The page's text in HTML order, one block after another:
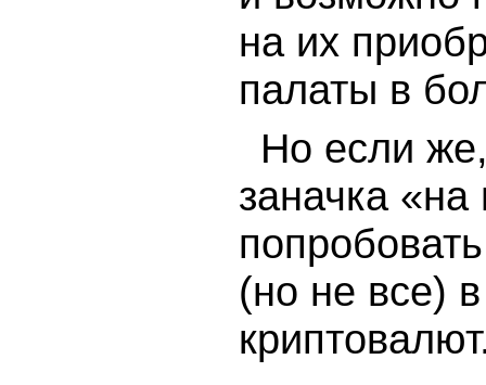
на их
палаты в
Но если
заначка
(но не все)